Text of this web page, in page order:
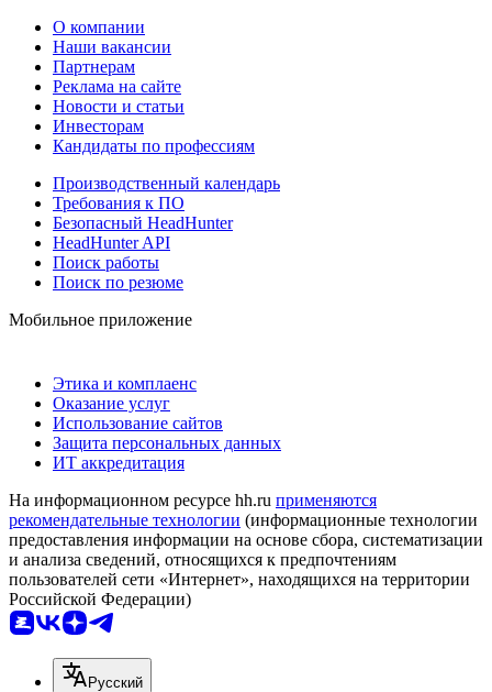
О компании
Наши вакансии
Партнерам
Реклама на сайте
Новости и статьи
Инвесторам
Кандидаты по профессиям
Производственный календарь
Требования к ПО
Безопасный HeadHunter
HeadHunter API
Поиск работы
Поиск по резюме
Мобильное приложение
Этика и комплаенс
Оказание услуг
Использование сайтов
Защита персональных данных
ИТ аккредитация
На информационном ресурсе hh.ru применяются
рекомендательные технологии (информационные технологии
предоставления информации на основе сбора, систематизации
и анализа сведений, относящихся к предпочтениям
пользователей сети «Интернет», находящихся на территории
Российской Федерации)
Русский